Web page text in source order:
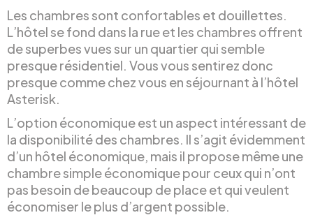
Les chambres sont confortables et douillettes.
L’hôtel se fond dans la rue et les chambres offrent
de superbes vues sur un quartier qui semble
presque résidentiel. Vous vous sentirez donc
presque comme chez vous en séjournant à l’hôtel
Asterisk.
L’option économique est un aspect intéressant de
la disponibilité des chambres. Il s’agit évidemment
d’un hôtel économique, mais il propose même une
chambre simple économique pour ceux qui n’ont
pas besoin de beaucoup de place et qui veulent
économiser le plus d’argent possible.